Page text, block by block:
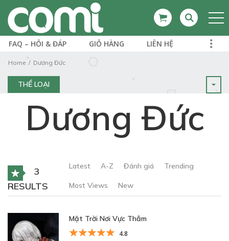
FAQ – HỎI & ĐÁP GIỎ HÀNG LIÊN HỆ
Home Dương Đức
THỂ LOẠI
Dương Đức
3
RESULTS
Latest A-Z Đánh giá Trending
Most Views New
Mặt Trời Nơi Vực Thẳm
4.8